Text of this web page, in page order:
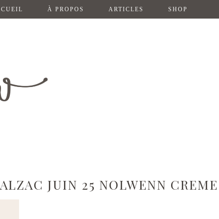
À PROPOS ARTICLES SHOP
JUIN 25 NOLWENN